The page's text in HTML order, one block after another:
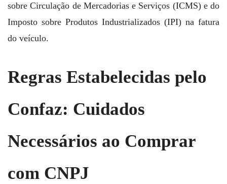
sobre Circulação de Mercadorias e Serviços (ICMS) e do
Imposto sobre Produtos Industrializados (IPI) na fatura
do veículo.
Regras Estabelecidas pelo
Confaz: Cuidados
Necessários ao Comprar
com CNPJ